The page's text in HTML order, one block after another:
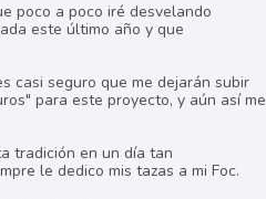
poco a poco iré desvelando
este último año y que
casi seguro que me dejarán subir
para este proyecto, y aún así me
tradición en un día tan
le dedico mis tazas a mi Foc.